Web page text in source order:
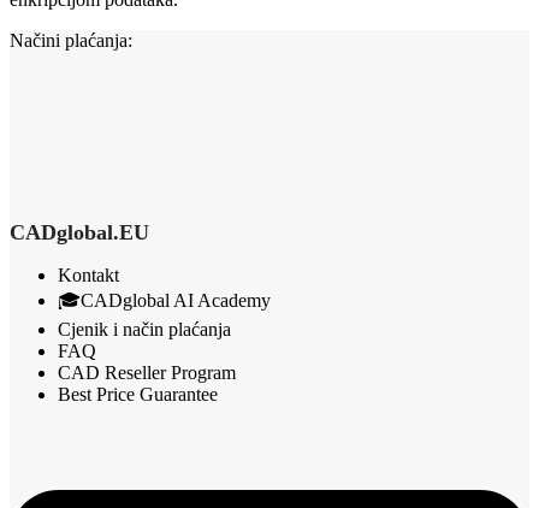
Načini plaćanja:
CADglobal.EU
Kontakt
🎓CADglobal AI Academy
Cjenik i način plaćanja
FAQ
CAD Reseller Program
Best Price Guarantee